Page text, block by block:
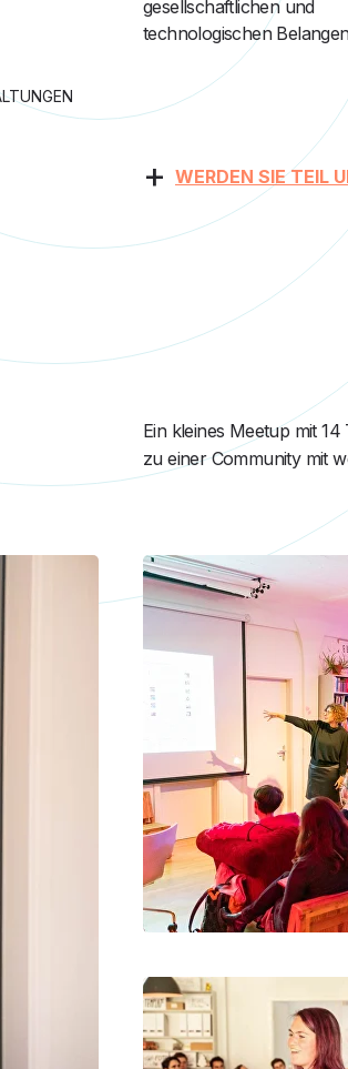
gesellschaftlichen und
technologischen
+ WERDEN SIE TEIL
Ein kleines Meetup mit
zu einer Community mit